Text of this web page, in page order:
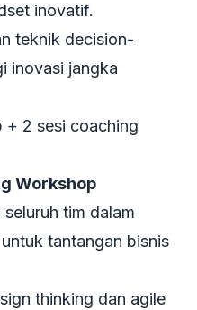
inovatif.
teknik decision-
inovasi jangka
+ 2 sesi coaching
Workshop
tim dalam
tantangan bisnis
thinking dan agile